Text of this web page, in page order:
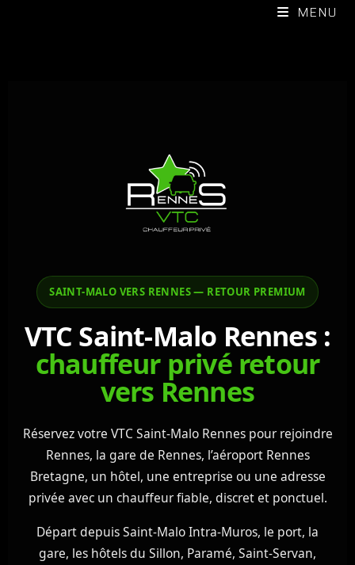
MENU
SAINT-MALO VERS RENNES — RETOUR PREMIUM
VTC Saint-Malo Rennes :
chauffeur privé retour
vers Rennes
Réservez votre VTC Saint-Malo Rennes pour rejoindre
Rennes, la gare de Rennes, l’aéroport Rennes
Bretagne, un hôtel, une entreprise ou une adresse
privée avec un chauffeur fiable, discret et ponctuel.
Départ depuis Saint-Malo Intra-Muros, le port, la
gare, les hôtels du Sillon, Paramé, Saint-Servan,